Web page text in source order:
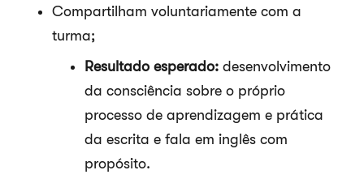
Compartilham voluntariamente com a
turma;
Resultado esperado: desenvolvimento
da consciência sobre o próprio
processo de aprendizagem e prática
da escrita e fala em inglês com
propósito.